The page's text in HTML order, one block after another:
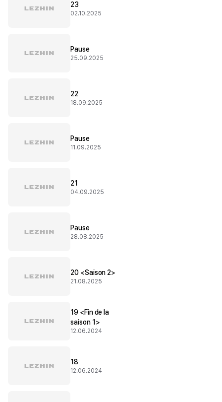
23
02.10.2025
Pause
25.09.2025
22
18.09.2025
Pause
11.09.2025
21
04.09.2025
Pause
28.08.2025
20 <Saison 2>
21.08.2025
19 <Fin de la
saison 1>
12.06.2024
18
12.06.2024